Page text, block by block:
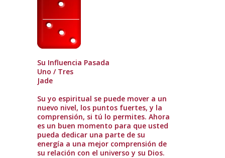
Su Influencia Pasada
Uno / Tres
Jade
Su yo espiritual se puede mover a un
nuevo nivel, los puntos fuertes, y la
comprensión, si tú lo permites. Ahora
es un buen momento para que usted
pueda dedicar una parte de su
energía a una mejor comprensión de
su relación con el universo y su Dios.